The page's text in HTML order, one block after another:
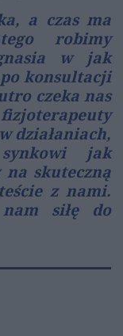
a czas ma
robimy
w jak
konsultacji
czeka nas
działaniach,
jak
skuteczną
z nami.
siłę do